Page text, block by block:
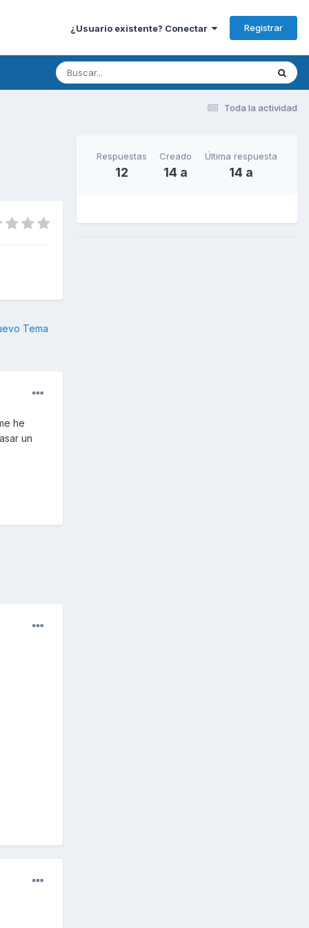
¿Usuario existente? Conectar Registrar
Toda la actividad
Tema
he
un
Respuestas
12
Creado
14 a
Última respuesta
14 a